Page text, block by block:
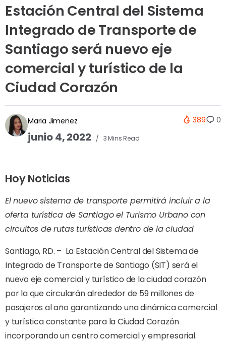
Estación Central del Sistema
Integrado de Transporte de
Santiago será nuevo eje
comercial y turístico de la
Ciudad Corazón
Maria Jimenez
junio 4, 2022 3 Mins Read
389 0
Hoy Noticias
El nuevo sistema de transporte permitirá incluir a la
oferta turística de Santiago el Turismo Urbano con
circuitos de rutas turísticas dentro de la ciudad
Santiago, RD. – La Estación Central del Sistema de
Integrado de Transporte de Santiago (SIT) será el
nuevo eje comercial y turístico de la ciudad corazón
por la que circularán alrededor de 59 millones de
pasajeros al año garantizando una dinámica comercial
y turística constante para la Ciudad Corazón
incorporando un centro comercial y empresarial.